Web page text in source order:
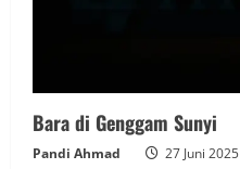
Bara di Genggam Sunyi
Pandi Ahmad 27 Juni 2025